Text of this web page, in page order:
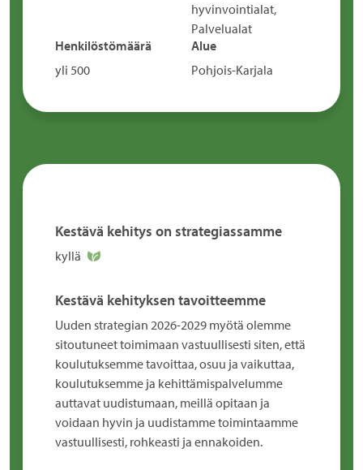
hyvinvointialat,
Palvelualat
Henkilöstömäärä
yli 500
Alue
Pohjois-Karjala
Kestävä kehitys on strategiassamme
kyllä
Kestävä kehityksen tavoitteemme
Uuden strategian 2026-2029 myötä olemme
sitoutuneet toimimaan vastuullisesti siten, että
koulutuksemme tavoittaa, osuu ja vaikuttaa,
koulutuksemme ja kehittämispalvelumme
auttavat uudistumaan, meillä opitaan ja
voidaan hyvin ja uudistamme toimintaamme
vastuullisesti, rohkeasti ja ennakoiden.